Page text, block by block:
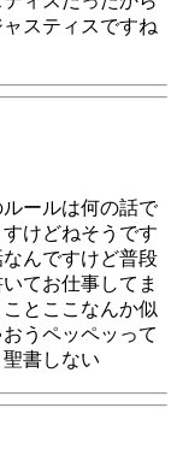
スティスですね
ールは何の話で
けどねそうです
んですけど普段
てお仕事してま
とここなんか似
うペッペッって
書しない